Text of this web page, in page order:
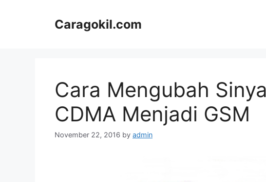
Caragokil.com
Cara Mengubah
CDMA Menjadi GSM
November 22, 2016 by admin